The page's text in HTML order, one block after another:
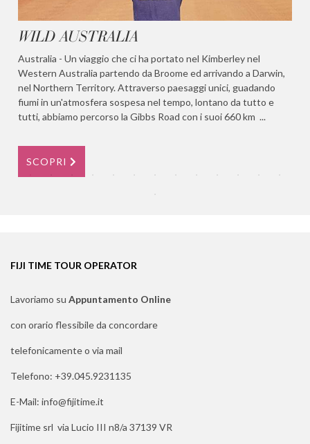
WILD AUSTRALIA
Australia - Un viaggio che ci ha portato nel Kimberley nel
Western Australia partendo da Broome ed arrivando a Darwin,
nel Northern Territory. Attraverso paesaggi unici, guadando
fiumi in un'atmosfera sospesa nel tempo, lontano da tutto e
tutti, abbiamo percorso la Gibbs Road con i suoi 660 km ...
SCOPRI
FIJI TIME TOUR OPERATOR
Lavoriamo su Appuntamento Online
con orario flessibile da concordare
telefonicamente o via mail
Telefono: +39.045.9231135
E-Mail: info@fijitime.it
Fijitime srl via Lucio III n8/a 37139 VR